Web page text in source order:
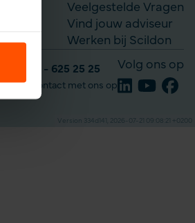
Veelgestelde Vragen
Vind jouw adviseur
Werken bij Scildon
Tel: 035 - 625 25 25
Neem contact met ons op
Volg ons op
Version 334d141, 2026-07-21 09:08:21 +0200